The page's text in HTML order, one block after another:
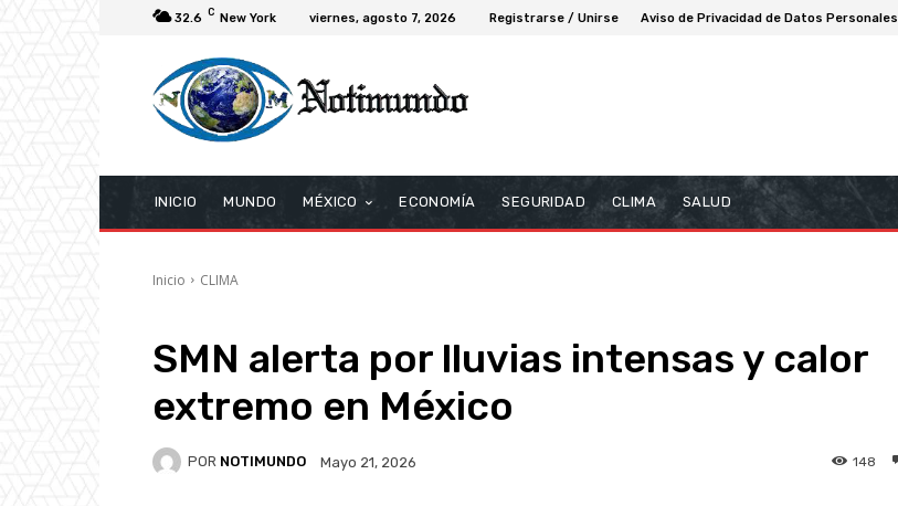
32.6 C New York viernes, agosto 7, 2026 Registrarse / Unirse Aviso de Privacidad de Datos Personales
INICIO MUNDO MÉXICO ECONOMÍA SEGURIDAD CLIMA SALUD
Inicio CLIMA
SMN alerta por lluvias intensas y calor
extremo en México
POR NOTIMUNDO Mayo 21, 2026 148